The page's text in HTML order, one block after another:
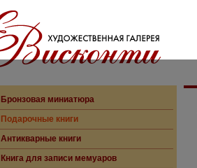
Бронзовая миниатюра
Подарочные книги
Антикварные книги
Книга для записи мемуаров